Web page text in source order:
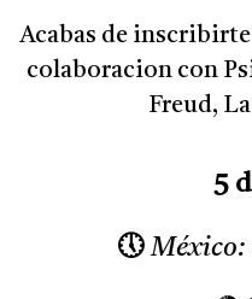
Acabas de
colaboracion con
Freud,
5
🕔México: